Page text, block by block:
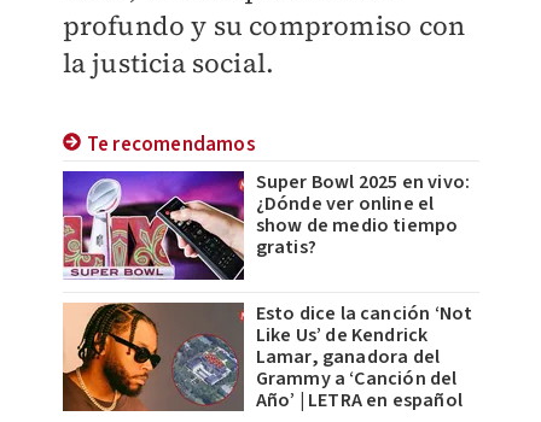
profundo y su compromiso con
la justicia social.
Te recomendamos
Super Bowl 2025 en vivo:
¿Dónde ver online el
show de medio tiempo
gratis?
Esto dice la canción ‘Not
Like Us’ de Kendrick
Lamar, ganadora del
Grammy a ‘Canción del
Año’ | LETRA en español